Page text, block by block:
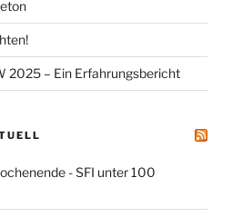
2025 – Ein Erfahrungsbericht
- SFI unter 100